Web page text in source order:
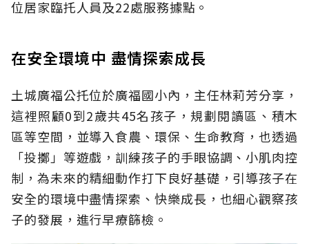
位居家臨托人員及22處服務據點。
在安全環境中 盡情探索成長
土城廣福公托位於廣福國小內，主任林莉芳分享，
這裡照顧0到2歲共45名孩子，規劃閱讀區、積木
區等空間，並導入食農、環保、生命教育，也透過
「投擲」等遊戲，訓練孩子的手眼協調、小肌肉控
制，為未來的精細動作打下良好基礎，引導孩子在
安全的環境中盡情探索、快樂成長，也細心觀察孩
子的發展，進行早療篩檢。